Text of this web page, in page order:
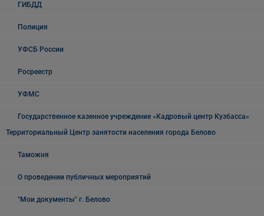
ГИБДД
Полиция
УФСБ России
Росреестр
УФМС
Государственное казенное учреждение «Кадровый центр Кузбасса»
Территориальный Центр занятости населения города Белово
Таможня
О проведении публичных мероприятий
"Мои документы" г. Белово